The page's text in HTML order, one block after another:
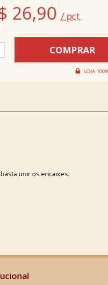
26,90 / pct.
unir os encaixes.